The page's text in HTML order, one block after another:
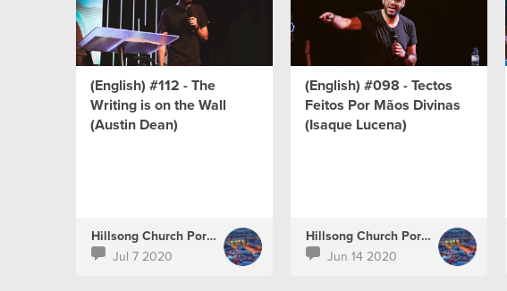
(English) #112 - The
Writing is on the Wall
(Austin Dean)
Hillsong Church Portugal
Jul 7 2020
(English) #098 - Tectos
Feitos Por Mãos Divinas
(Isaque Lucena)
Hillsong Church Portugal
Jun 14 2020